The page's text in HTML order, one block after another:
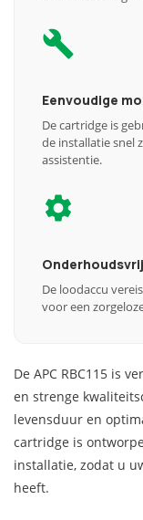
Eenvoudige
De cartridge is
de installatie snel
assistentie.
De loodaccu
voor een
De APC RBC115 is
en strenge
levensduur en
cartridge is
installatie, zodat u
heeft.